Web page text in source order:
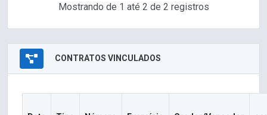
Mostrando de 1 até 2 de 2 registros
CONTRATOS VINCULADOS